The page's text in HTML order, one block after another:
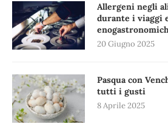
Allergeni negli
durante i viaggi
20 Giugno 2025
Pasqua con
tutti i gusti
8 Aprile 2025